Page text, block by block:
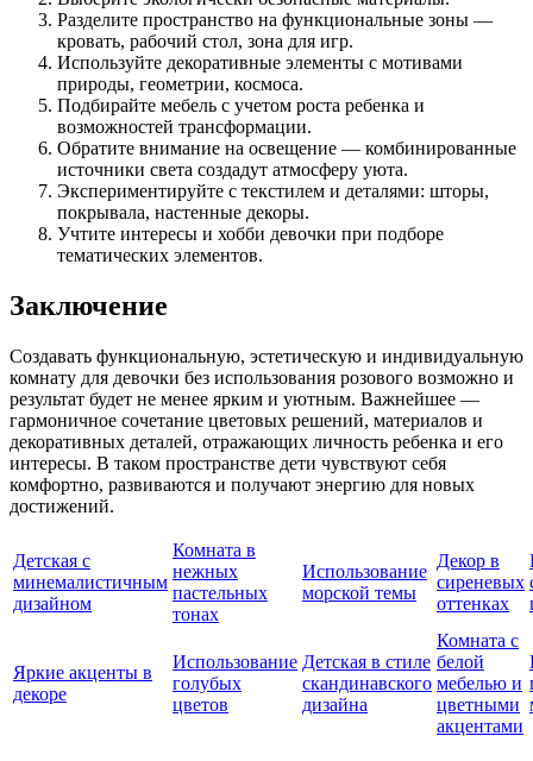
Разделите пространство на функциональные зоны —
кровать, рабочий стол, зона для игр.
Используйте декоративные элементы с мотивами
природы, геометрии, космоса.
Подбирайте мебель с учетом роста ребенка и
возможностей трансформации.
Обратите внимание на освещение — комбинированные
источники света создадут атмосферу уюта.
Экспериментируйте с текстилем и деталями: шторы,
покрывала, настенные декоры.
Учтите интересы и хобби девочки при подборе
тематических элементов.
Заключение
Создавать функциональную, эстетическую и индивидуальную
комнату для девочки без использования розового возможно и
результат будет не менее ярким и уютным. Важнейшее —
гармоничное сочетание цветовых решений, материалов и
декоративных деталей, отражающих личность ребенка и его
интересы. В таком пространстве дети чувствуют себя
комфортно, развиваются и получают энергию для новых
достижений.
Детская с
минемалистичным
дизайном
Комната в
нежных
пастельных
тонах
Использование
морской темы
Декор в
сиреневых
оттенках
Яркие акценты в
декоре
Использование
голубых
цветов
Детская в стиле
скандинавского
дизайна
Комната с
белой
мебелью и
цветными
акцентами